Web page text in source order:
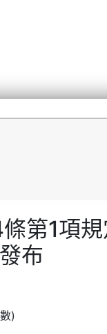
第1項
布
)